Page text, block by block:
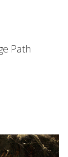
Path